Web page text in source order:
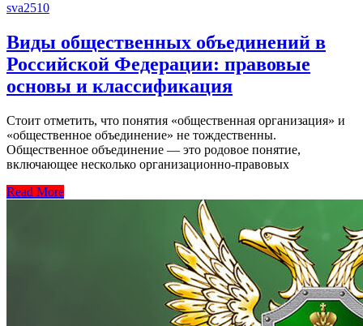
sva2510
Виды общественных объединений в
Российской Федерации: правовые
основы и классификация
Стоит отметить, что понятия «общественная организация» и
«общественное объединение» не тождественны.
Общественное объединение — это родовое понятие,
включающее несколько организационно-правовых
Read More